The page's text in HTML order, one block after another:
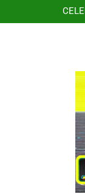
toHermes One
再次重逢的世界(